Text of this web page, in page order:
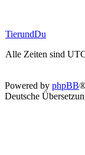
TierundDu
Alle Zeiten sind
Powered by phpBB
Deutsche